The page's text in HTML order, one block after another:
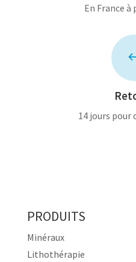
En France à
14 jours pour
PRODUITS
Minéraux
Lithothérapie